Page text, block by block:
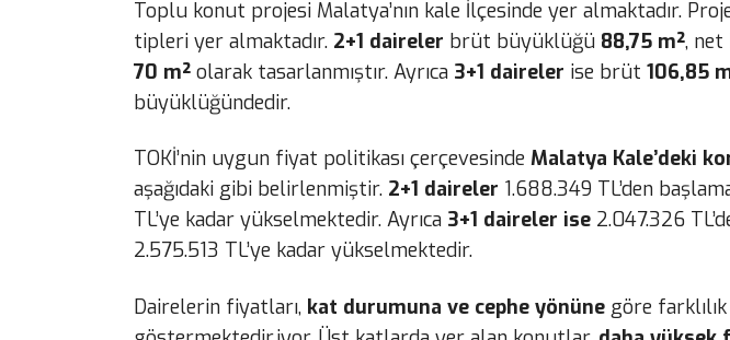
Toplu konut projesi Malatya’nın kale İlçesinde yer almaktadır.
tipleri yer almaktadır. 2+1 daireler brüt büyüklüğü 88,75 m², net
70 m² olarak tasarlanmıştır. Ayrıca 3+1 daireler ise brüt 106,85
büyüklüğündedir.
TOKİ’nin uygun fiyat politikası çerçevesinde Malatya Kale’deki
aşağıdaki gibi belirlenmiştir. 2+1 daireler 1.688.349 TL’den
TL’ye kadar yükselmektedir. Ayrıca 3+1 daireler ise 2.047.326
2.575.513 TL’ye kadar yükselmektedir.
Dairelerin fiyatları, kat durumuna ve cephe yönüne göre farklılık